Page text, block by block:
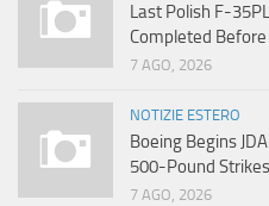
Last Polish F-
Completed
7 AGO, 2026
NOTIZIE ESTERO
Boeing Begins
500-Pound
7 AGO, 2026